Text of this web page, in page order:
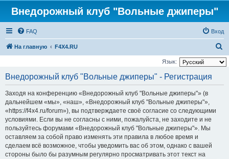
Внедорожный клуб "Вольные джиперы"
FAQ Вход
На главную F4X4.RU
о
Язык:
Внедорожный клуб "Вольные джиперы" - Регистрация
Заходя на конференцию «Внедорожный клуб "Вольные джиперы"» (в
дальнейшем «мы», «наш», «Внедорожный клуб "Вольные джиперы"»,
«https://f4x4.ru/forum»), вы подтверждаете своё согласие со следующими
условиями. Если вы не согласны с ними, пожалуйста, не заходите и не
пользуйтесь форумами «Внедорожный клуб "Вольные джиперы"». Мы
оставляем за собой право изменять эти правила в любое время и
сделаем всё возможное, чтобы уведомить вас об этом, однако с вашей
стороны было бы разумным регулярно просматривать этот текст на